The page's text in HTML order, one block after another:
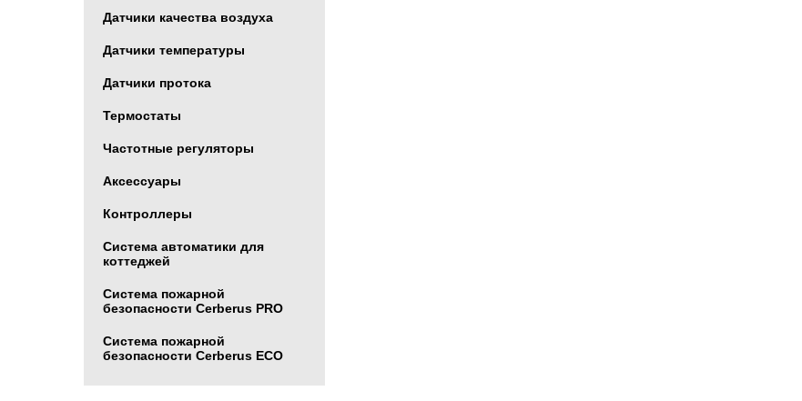
Датчики качества воздуха
Датчики температуры
Датчики протока
Термостаты
Частотные регуляторы
Аксессуары
Контроллеры
Система автоматики для
коттеджей
Система пожарной
безопасности Cerberus PRO
Система пожарной
безопасности Cerberus ECO